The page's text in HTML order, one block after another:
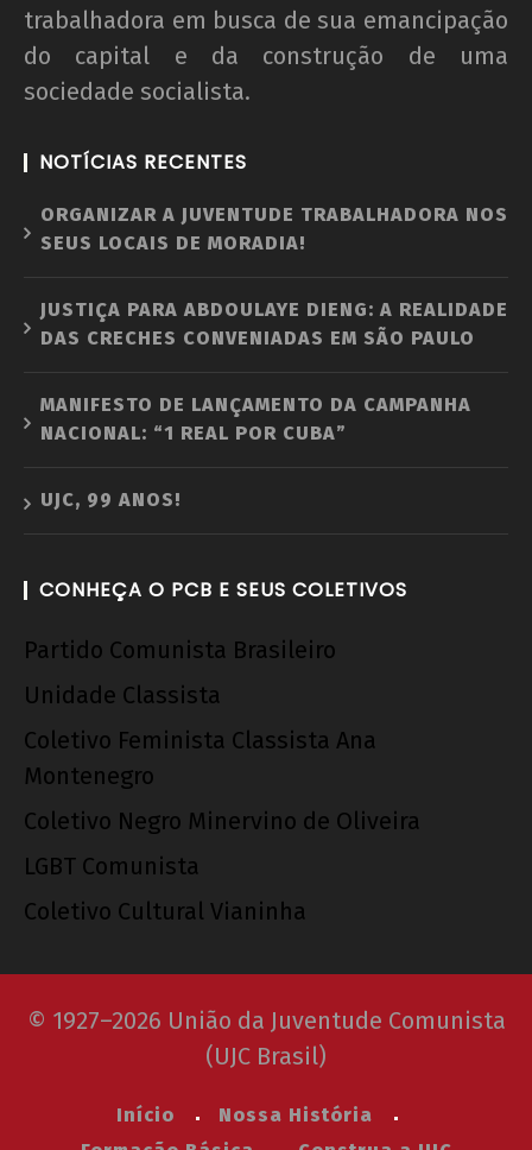
trabalhadora em busca de sua emancipação
do capital e da construção de uma
sociedade socialista.
NOTÍCIAS RECENTES
ORGANIZAR A JUVENTUDE TRABALHADORA NOS
SEUS LOCAIS DE MORADIA!
JUSTIÇA PARA ABDOULAYE DIENG: A REALIDADE
DAS CRECHES CONVENIADAS EM SÃO PAULO
MANIFESTO DE LANÇAMENTO DA CAMPANHA
NACIONAL: “1 REAL POR CUBA”
UJC, 99 ANOS!
CONHEÇA O PCB E SEUS COLETIVOS
Partido Comunista Brasileiro
Unidade Classista
Coletivo Feminista Classista Ana
Montenegro
Coletivo Negro Minervino de Oliveira
LGBT Comunista
Coletivo Cultural Vianinha
© 1927–2026 União da Juventude Comunista
(UJC Brasil)
Início
Nossa História